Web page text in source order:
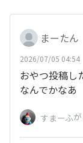
まーたん
2026/07/05 04:54
おやつ投稿し
なんでかなあ
すまーふ